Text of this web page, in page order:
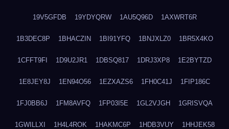
19V5GFDB 19YDYQRW 1AU5Q96D 1AXWRT6R
1B3DEC8P 1BHACZIN 1BI91YFQ 1BNJXLZ0 1BR5X4KO
1CFFT9FI 1D9U2JR1 1DBSQ817 1DRJ3XP8 1E2BYTZD
1E8JEY8J 1EN94O56 1EZXAZS6 1FH0C41J 1FIP186C
1FJ0BB6J 1FM8AVFQ 1FP03I5E 1GL2VJGH 1GRISVQA
1GWILLXI 1H4L4ROK 1HAKMC6P 1HDB3VUY 1HHJEK58